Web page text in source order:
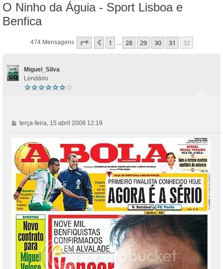
O Ninho da Águia - Sport Lisboa e
Benfica
474 Mensagens Página 32De32
Anterior
1 ... 28 29 30 31 32
Miguel_Silva
Lendário
M
e
s
a
g
e
m
terça-feira, 15 abril 2008 12:19